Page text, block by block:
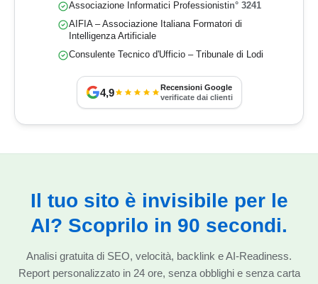
Associazione Informatici Professionistin° 3241
AIFIA – Associazione Italiana Formatori di
Intelligenza Artificiale
Consulente Tecnico d'Ufficio – Tribunale di Lodi
4,9
Recensioni Google
verificate dai clienti
Il tuo sito è invisibile per le
AI? Scoprilo in 90 secondi.
Analisi gratuita di SEO, velocità, backlink e AI-Readiness.
Report personalizzato in 24 ore, senza obblighi e senza carta